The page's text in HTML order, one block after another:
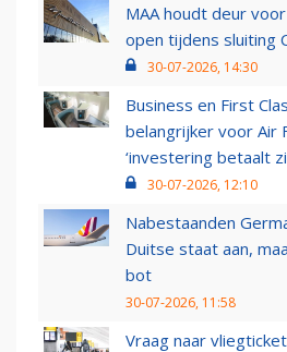
MAA houdt deur
open tijdens sluiting
30-07-2026, 14:30
Business en First
belangrijker voor Air
‘investering betaalt
30-07-2026, 12:10
Nabestaanden
Duitse staat aan,
bot
30-07-2026, 11:58
Vraag naar